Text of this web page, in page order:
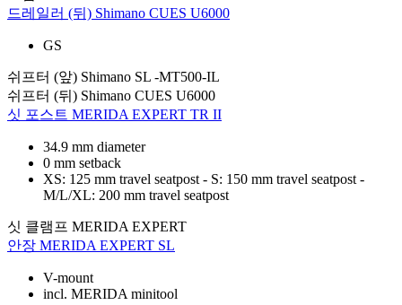
드레일러 (뒤) Shimano CUES U6000
GS
쉬프터 (앞) Shimano SL -MT500-IL
쉬프터 (뒤) Shimano CUES U6000
싯 포스트 MERIDA EXPERT TR II
34.9 mm diameter
0 mm setback
XS: 125 mm travel seatpost - S: 150 mm travel seatpost -
M/L/XL: 200 mm travel seatpost
싯 클램프 MERIDA EXPERT
안장 MERIDA EXPERT SL
V-mount
incl. MERIDA minitool